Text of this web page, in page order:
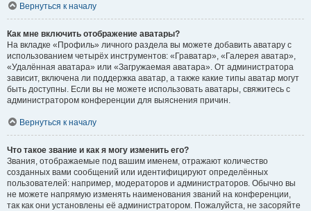
Вернуться к началу
Как мне включить отображение аватары?
На вкладке «Профиль» личного раздела вы можете добавить аватару с
использованием четырёх инструментов: «Граватар», «Галерея аватар»,
«Удалённая аватара» или «Загружаемая аватара». От администратора
зависит, включена ли поддержка аватар, а также какие типы аватар могут
быть доступны. Если вы не можете использовать аватары, свяжитесь с
администратором конференции для выяснения причин.
Вернуться к началу
Что такое звание и как я могу изменить его?
Звания, отображаемые под вашим именем, отражают количество
созданных вами сообщений или идентифицируют определённых
пользователей: например, модераторов и администраторов. Обычно вы
не можете напрямую изменять наименования званий на конференции,
так как они установлены её администратором. Пожалуйста, не засоряйте